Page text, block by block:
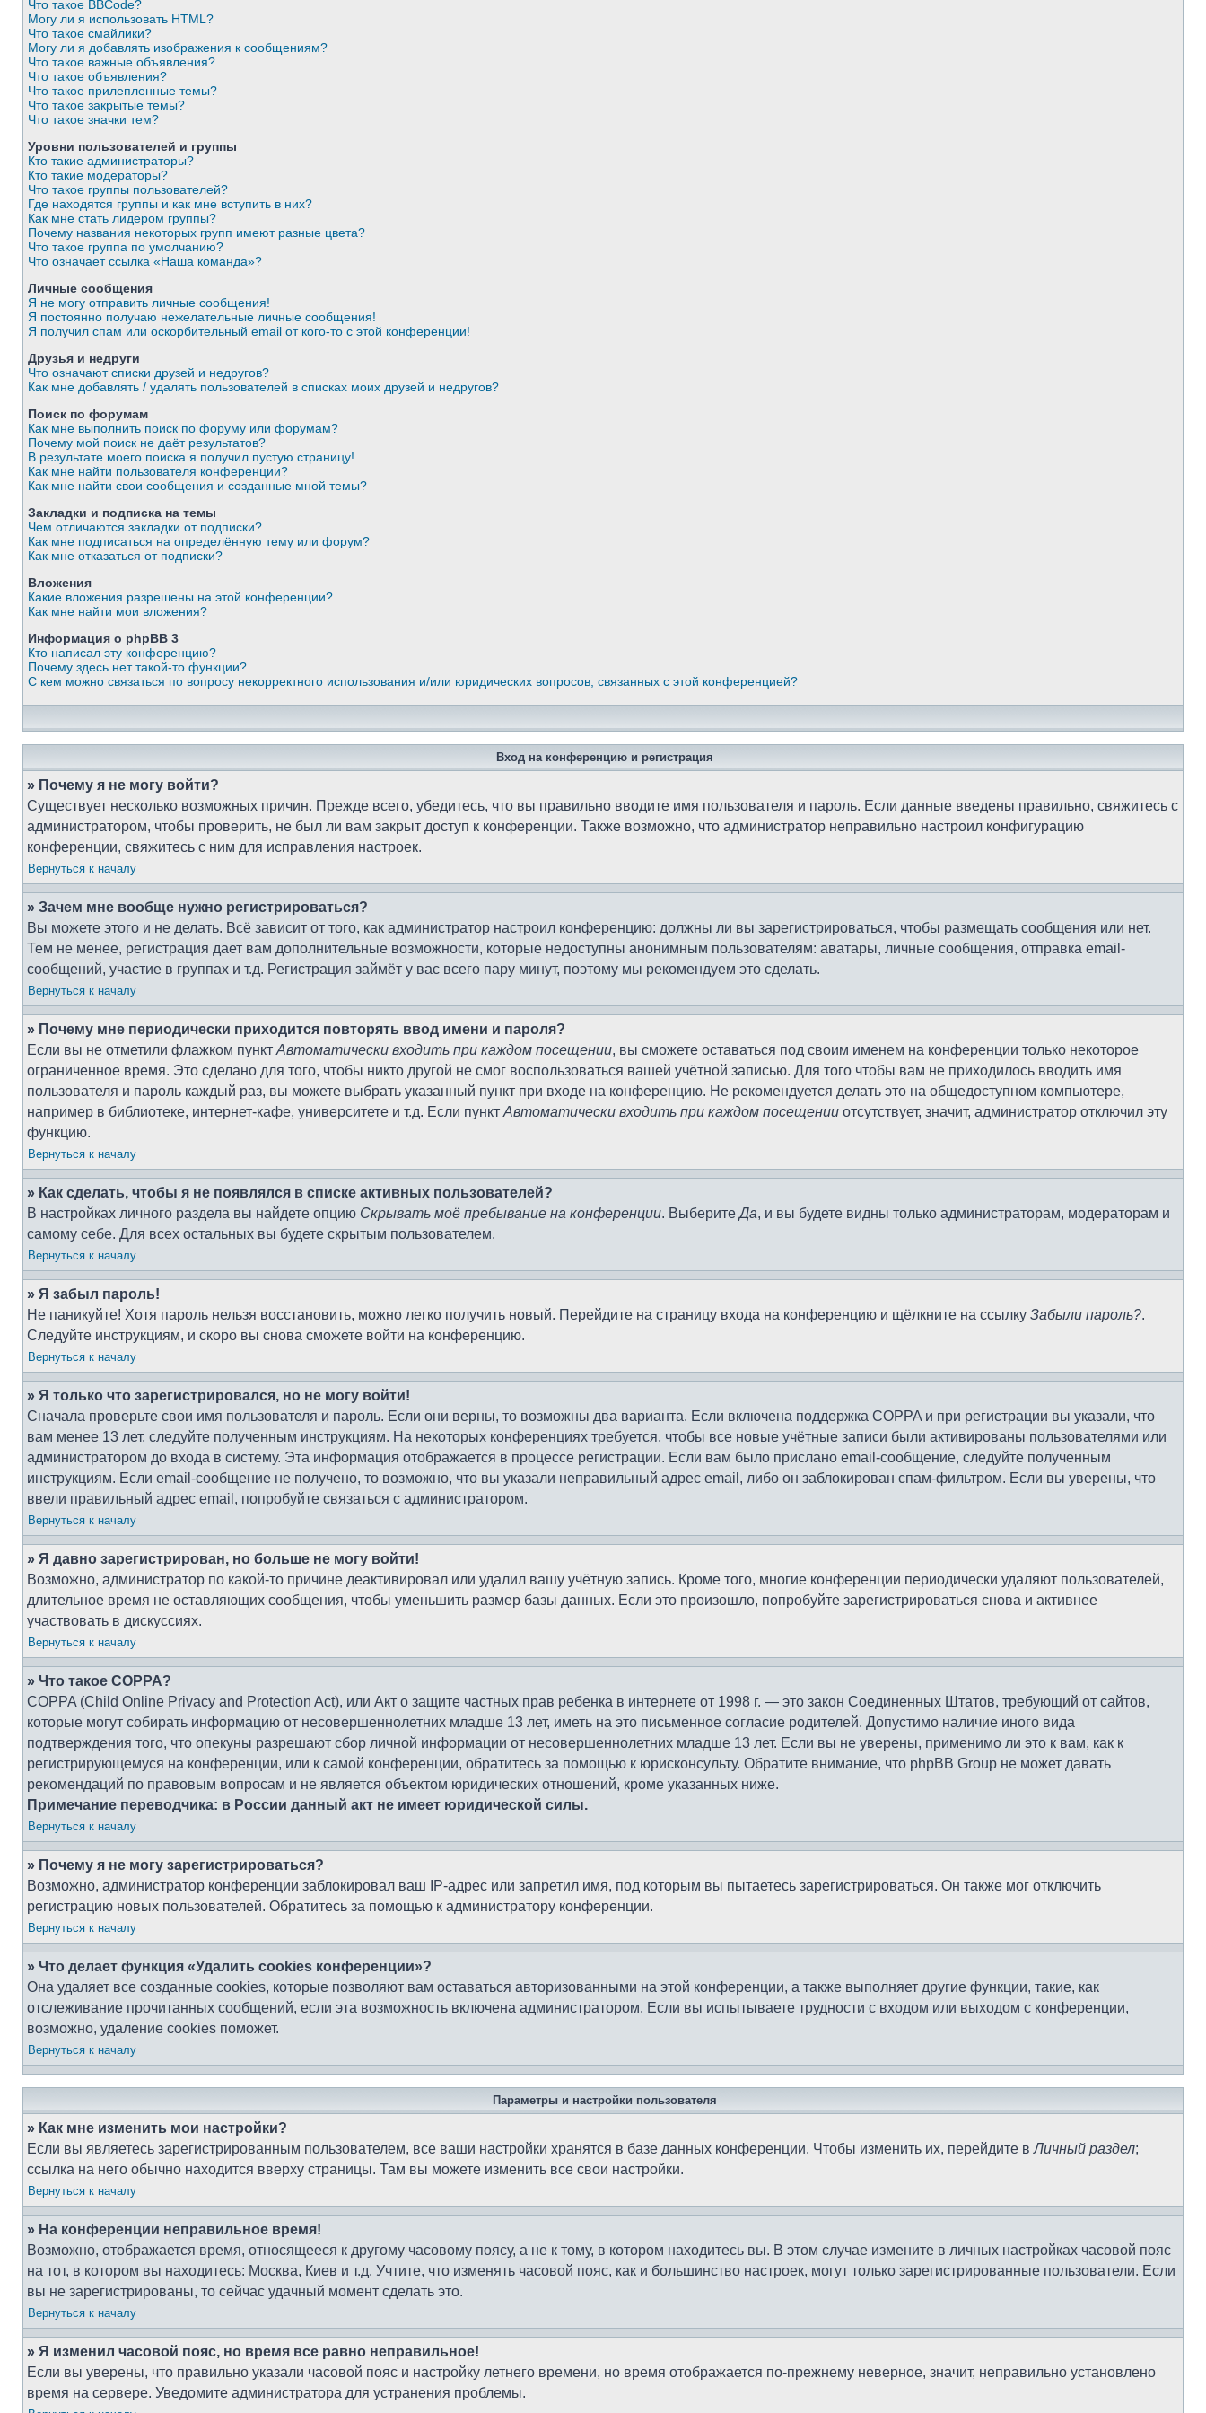
Что такое BBCode?
Могу ли я использовать HTML?
Что такое смайлики?
Могу ли я добавлять изображения к сообщениям?
Что такое важные объявления?
Что такое объявления?
Что такое прилепленные темы?
Что такое закрытые темы?
Что такое значки тем?
Уровни пользователей и группы
Кто такие администраторы?
Кто такие модераторы?
Что такое группы пользователей?
Где находятся группы и как мне вступить в них?
Как мне стать лидером группы?
Почему названия некоторых групп имеют разные цвета?
Что такое группа по умолчанию?
Что означает ссылка «Наша команда»?
Личные сообщения
Я не могу отправить личные сообщения!
Я постоянно получаю нежелательные личные сообщения!
Я получил спам или оскорбительный email от кого-то с этой конференции!
Друзья и недруги
Что означают списки друзей и недругов?
Как мне добавлять / удалять пользователей в списках моих друзей и недругов?
Поиск по форумам
Как мне выполнить поиск по форуму или форумам?
Почему мой поиск не даёт результатов?
В результате моего поиска я получил пустую страницу!
Как мне найти пользователя конференции?
Как мне найти свои сообщения и созданные мной темы?
Закладки и подписка на темы
Чем отличаются закладки от подписки?
Как мне подписаться на определённую тему или форум?
Как мне отказаться от подписки?
Вложения
Какие вложения разрешены на этой конференции?
Как мне найти мои вложения?
Информация о phpBB 3
Кто написал эту конференцию?
Почему здесь нет такой-то функции?
С кем можно связаться по вопросу некорректного использования и/или юридических вопросов, связанных с этой конференцией?
Вход на конференцию и регистрация
» Почему я не могу войти?
Существует несколько возможных причин. Прежде всего, убедитесь, что вы правильно вводите имя пользователя и пароль. Если данные введены правильно, свяжитесь с
администратором, чтобы проверить, не был ли вам закрыт доступ к конференции. Также возможно, что администратор неправильно настроил конфигурацию
конференции, свяжитесь с ним для исправления настроек.
Вернуться к началу
» Зачем мне вообще нужно регистрироваться?
Вы можете этого и не делать. Всё зависит от того, как администратор настроил конференцию: должны ли вы зарегистрироваться, чтобы размещать сообщения или нет.
Тем не менее, регистрация дает вам дополнительные возможности, которые недоступны анонимным пользователям: аватары, личные сообщения, отправка email-
сообщений, участие в группах и т.д. Регистрация займёт у вас всего пару минут, поэтому мы рекомендуем это сделать.
Вернуться к началу
» Почему мне периодически приходится повторять ввод имени и пароля?
Если вы не отметили флажком пункт Автоматически входить при каждом посещении, вы сможете оставаться под своим именем на конференции только некоторое
ограниченное время. Это сделано для того, чтобы никто другой не смог воспользоваться вашей учётной записью. Для того чтобы вам не приходилось вводить имя
пользователя и пароль каждый раз, вы можете выбрать указанный пункт при входе на конференцию. Не рекомендуется делать это на общедоступном компьютере,
например в библиотеке, интернет-кафе, университете и т.д. Если пункт Автоматически входить при каждом посещении отсутствует, значит, администратор отключил эту
функцию.
Вернуться к началу
» Как сделать, чтобы я не появлялся в списке активных пользователей?
В настройках личного раздела вы найдете опцию Скрывать моё пребывание на конференции. ВыберитеДа, и вы будете видны только администраторам, модераторам и
самому себе. Для всех остальных вы будете скрытым пользователем.
Вернуться к началу
» Я забыл пароль!
Не паникуйте! Хотя пароль нельзя восстановить, можно легко получить новый. Перейдите на страницу входа на конференцию и щёлкните на ссылку Забыли пароль?.
Следуйте инструкциям, и скоро вы снова сможете войти на конференцию.
Вернуться к началу
» Я только что зарегистрировался, но не могу войти!
Сначала проверьте свои имя пользователя и пароль. Если они верны, то возможны два варианта. Если включена поддержка COPPA и при регистрации вы указали, что
вам менее 13 лет, следуйте полученным инструкциям. На некоторых конференциях требуется, чтобы все новые учётные записи были активированы пользователями или
администратором до входа в систему. Эта информация отображается в процессе регистрации. Если вам было прислано email-сообщение, следуйте полученным
инструкциям. Если email-сообщение не получено, то возможно, что вы указали неправильный адрес email, либо он заблокирован спам-фильтром. Если вы уверены, что
ввели правильный адрес email, попробуйте связаться с администратором.
Вернуться к началу
» Я давно зарегистрирован, но больше не могу войти!
Возможно, администратор по какой-то причине деактивировал или удалил вашу учётную запись. Кроме того, многие конференции периодически удаляют пользователей,
длительное время не оставляющих сообщения, чтобы уменьшить размер базы данных. Если это произошло, попробуйте зарегистрироваться снова и активнее
участвовать в дискуссиях.
Вернуться к началу
» Что такое COPPA?
COPPA (Child Online Privacy and Protection Act), или Акт о защите частных прав ребенка в интернете от 1998 г. — это закон Соединенных Штатов, требующий от сайтов,
которые могут собирать информацию от несовершеннолетних младше 13 лет, иметь на это письменное согласие родителей. Допустимо наличие иного вида
подтверждения того, что опекуны разрешают сбор личной информации от несовершеннолетних младше 13 лет. Если вы не уверены, применимо ли это к вам, как к
регистрирующемуся на конференции, или к самой конференции, обратитесь за помощью к юрисконсульту. Обратите внимание, что phpBB Group не может давать
рекомендаций по правовым вопросам и не является объектом юридических отношений, кроме указанных ниже.
Примечание переводчика: в России данный акт не имеет юридической силы.
Вернуться к началу
» Почему я не могу зарегистрироваться?
Возможно, администратор конференции заблокировал ваш IP-адрес или запретил имя, под которым вы пытаетесь зарегистрироваться. Он также мог отключить
регистрацию новых пользователей. Обратитесь за помощью к администратору конференции.
Вернуться к началу
» Что делает функция «Удалить cookies конференции»?
Она удаляет все созданные cookies, которые позволяют вам оставаться авторизованными на этой конференции, а также выполняет другие функции, такие, как
отслеживание прочитанных сообщений, если эта возможность включена администратором. Если вы испытываете трудности с входом или выходом с конференции,
возможно, удаление cookies поможет.
Вернуться к началу
Параметры и настройки пользователя
» Как мне изменить мои настройки?
Если вы являетесь зарегистрированным пользователем, все ваши настройки хранятся в базе данных конференции. Чтобы изменить их, перейдите вЛичный раздел;
ссылка на него обычно находится вверху страницы. Там вы можете изменить все свои настройки.
Вернуться к началу
» На конференции неправильное время!
Возможно, отображается время, относящееся к другому часовому поясу, а не к тому, в котором находитесь вы. В этом случае измените в личных настройках часовой пояс
на тот, в котором вы находитесь: Москва, Киев и т.д. Учтите, что изменять часовой пояс, как и большинство настроек, могут только зарегистрированные пользователи. Если
вы не зарегистрированы, то сейчас удачный момент сделать это.
Вернуться к началу
» Я изменил часовой пояс, но время все равно неправильное!
Если вы уверены, что правильно указали часовой пояс и настройку летнего времени, но время отображается по-прежнему неверное, значит, неправильно установлено
время на сервере. Уведомите администратора для устранения проблемы.